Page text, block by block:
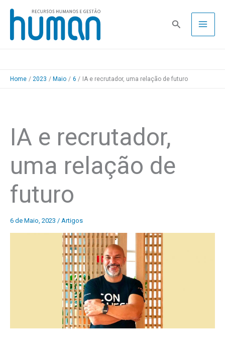
Skip
content
Pesquisa
Home 2023 Maio 6 IA e recrutador, uma relação de futuro
IA e recrutador,
uma relação de
futuro
6 de Maio, 2023 / Artigos